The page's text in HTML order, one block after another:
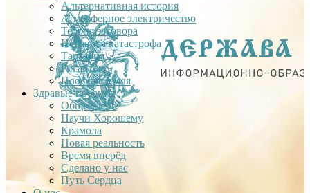
Альтернативная история
Атмосферное электричество
Теория заговора
Недавняя катастрофа
Тартария
Гиганты
Плоская Земля
Здравые проекты
Общее дело
Научи Хорошему
Крамола
Новая реальность
Время вперёд
Сделано у нас
Путь Сердца